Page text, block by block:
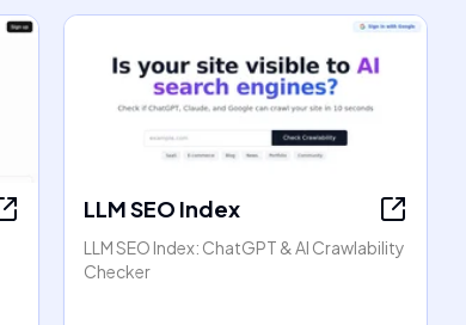
LLM SEO Index
LLM SEO Index: ChatGPT & AI Crawlability
Checker